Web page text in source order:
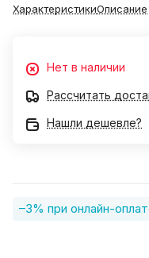
ХарактеристикиОписание
Нет в наличии
Рассчитать
Нашли дешевле?
–3% при онлайн-